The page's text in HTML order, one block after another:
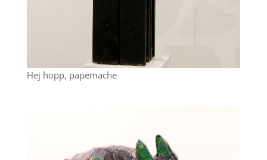
Hej hopp, papemache